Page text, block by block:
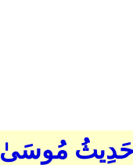
حَدِيثُ مُوسَىٰ